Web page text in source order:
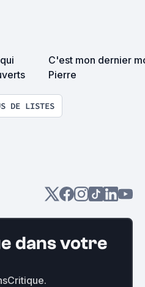
C'est mon dernier
Pierre
DE LISTES
dans votre